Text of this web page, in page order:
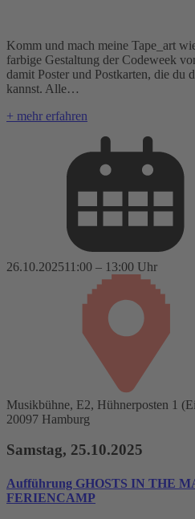
Komm und mach meine Tape_art
farbige Gestaltung der Codeweek
damit Poster und Postkarten, die du
kannst. Alle…
+ mehr erfahren
26.10.202511:00 – 13:00 Uhr
Musikbühne, E2, Hühnerposten 1
20097 Hamburg
Samstag, 25.10.2025
Aufführung GHOSTS IN THE
FERIENCAMP